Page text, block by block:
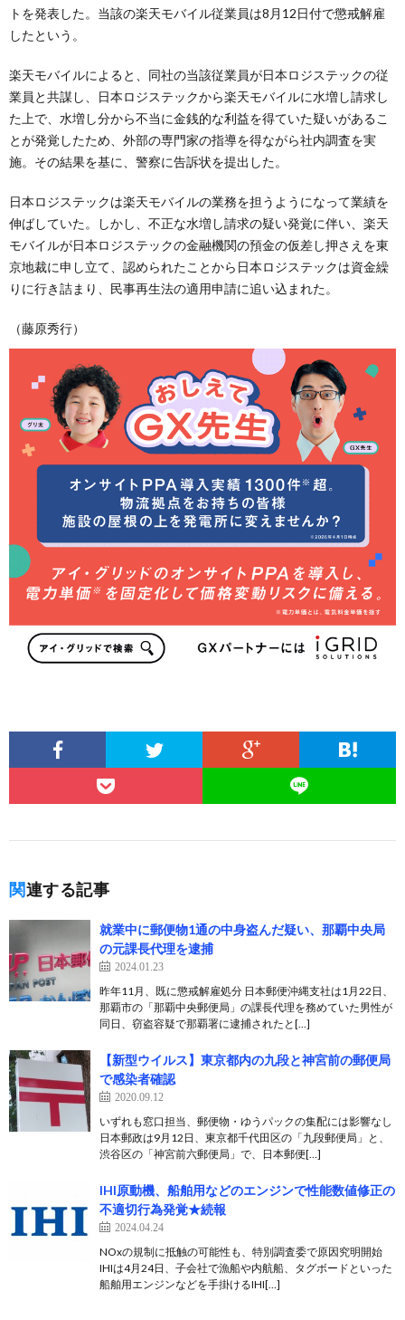
トを発表した。当該の楽天モバイル従業員は8月12日付で懲戒解雇
したという。
楽天モバイルによると、同社の当該従業員が日本ロジステックの従
業員と共謀し、日本ロジステックから楽天モバイルに水増し請求し
た上で、水増し分から不当に金銭的な利益を得ていた疑いがあるこ
とが発覚したため、外部の専門家の指導を得ながら社内調査を実
施。その結果を基に、警察に告訴状を提出した。
日本ロジステックは楽天モバイルの業務を担うようになって業績を
伸ばしていた。しかし、不正な水増し請求の疑い発覚に伴い、楽天
モバイルが日本ロジステックの金融機関の預金の仮差し押さえを東
京地裁に申し立て、認められたことから日本ロジステックは資金繰
りに行き詰まり、民事再生法の適用申請に追い込まれた。
（藤原秀行）
関連する記事
就業中に郵便物1通の中身盗んだ疑い、那覇中央局
の元課長代理を逮捕
2024.01.23
昨年11月、既に懲戒解雇処分 日本郵便沖縄支社は1月22日、
那覇市の「那覇中央郵便局」の課長代理を務めていた男性が
同日、窃盗容疑で那覇署に逮捕されたと[…]
【新型ウイルス】東京都内の九段と神宮前の郵便局
で感染者確認
2020.09.12
いずれも窓口担当、郵便物・ゆうパックの集配には影響なし
日本郵政は9月12日、東京都千代田区の「九段郵便局」と、
渋谷区の「神宮前六郵便局」で、日本郵便[…]
IHI原動機、船舶用などのエンジンで性能数値修正の
不適切行為発覚★続報
2024.04.24
NOxの規制に抵触の可能性も、特別調査委で原因究明開始
IHIは4月24日、子会社で漁船や内航船、タグボードといった
船舶用エンジンなどを手掛けるIHI[…]